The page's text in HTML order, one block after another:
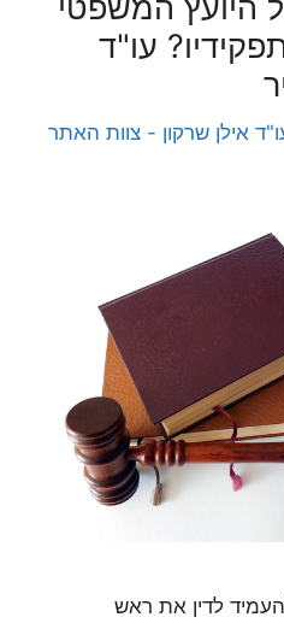
עו"ד
אילן שרקון - צוות האתר
לדין את ראש